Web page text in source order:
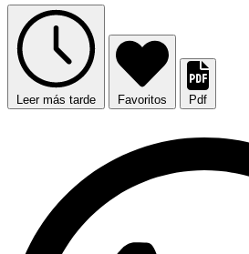
Leer más tarde Favoritos Pdf